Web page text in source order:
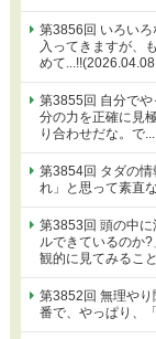
第3856回 いろい
入ってきますが、
めて
第3855回 自分でや
分の力を正確に見
り合わせだな。で
第3854回 タダの
れ」と思って素直
第3853回 頭の中
ルできているのか
観的に見てみるこ
第3852回 無理や
番で、やっぱり、